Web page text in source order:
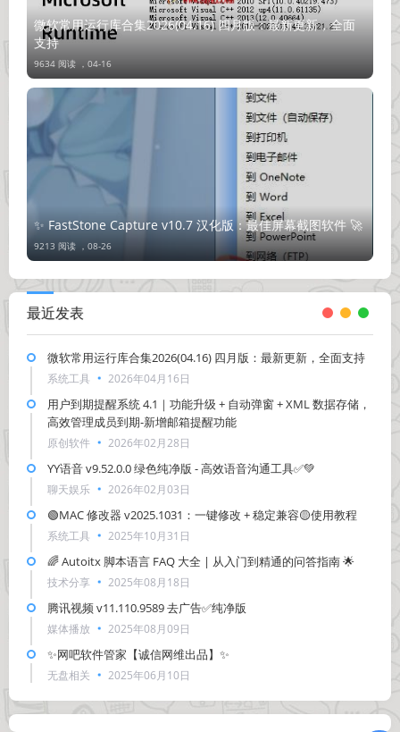
微软常用运行库合集2026(04.16) 四月版：最新更新，全面
支持
9634 阅读 ， 04-16
✨ FastStone Capture v10.7 汉化版：最佳屏幕截图软件 🚀
9213 阅读 ， 08-26
最近发表
微软常用运行库合集2026(04.16) 四月版：最新更新，全面支持
系统工具 2026年04月16日
用户到期提醒系统 4.1｜功能升级 + 自动弹窗 + XML 数据存储，
高效管理成员到期-新增邮箱提醒功能
原创软件 2026年02月28日
YY语音 v9.52.0.0 绿色纯净版 - 高效语音沟通工具✅💚
聊天娱乐 2026年02月03日
🟢MAC 修改器 v2025.1031：一键修改 + 稳定兼容🟡使用教程
系统工具 2025年10月31日
🌈 Autoitx 脚本语言 FAQ 大全 | 从入门到精通的问答指南 🌟
技术分享 2025年08月18日
腾讯视频 v11.110.9589 去广告✅纯净版
媒体播放 2025年08月09日
✨网吧软件管家【诚信网维出品】✨
无盘相关 2025年06月10日